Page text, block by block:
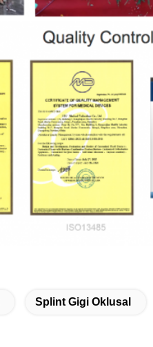
Splint Gigi Oklusal